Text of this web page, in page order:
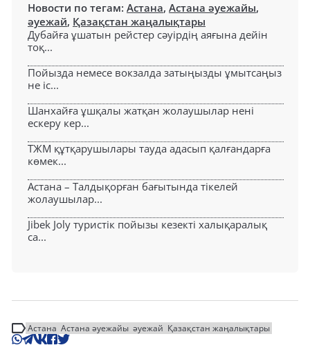
Новости по тегам: Астана, Астана әуежайы,
әуежай, Қазақстан жаңалықтары
Дубайға ұшатын рейстер сәуірдің аяғына дейін
тоқ...
Пойызда немесе вокзалда затыңызды ұмытсаңыз
не іс...
Шанхайға ұшқалы жатқан жолаушылар нені
ескеру кер...
ТЖМ құтқарушылары тауда адасып қалғандарға
көмек...
Астана – Талдықорған бағытында тікелей
жолаушылар...
Jibek Joly туристік пойызы кезекті халықаралық
са...
Астана Астана әуежайы әуежай Қазақстан жаңалықтары